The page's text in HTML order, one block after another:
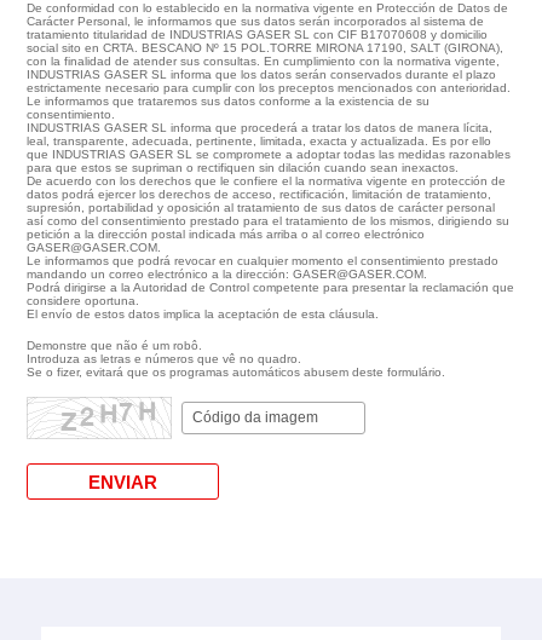
De conformidad con lo establecido en la normativa vigente en Protección de Datos de
Carácter Personal, le informamos que sus datos serán incorporados al sistema de
tratamiento titularidad de INDUSTRIAS GASER SL con CIF B17070608 y domicilio
social sito en CRTA. BESCANO Nº 15 POL.TORRE MIRONA 17190, SALT (GIRONA),
con la finalidad de atender sus consultas. En cumplimiento con la normativa vigente,
INDUSTRIAS GASER SL informa que los datos serán conservados durante el plazo
estrictamente necesario para cumplir con los preceptos mencionados con anterioridad.
Le informamos que trataremos sus datos conforme a la existencia de su
consentimiento.
INDUSTRIAS GASER SL informa que procederá a tratar los datos de manera lícita,
leal, transparente, adecuada, pertinente, limitada, exacta y actualizada. Es por ello
que INDUSTRIAS GASER SL se compromete a adoptar todas las medidas razonables
para que estos se supriman o rectifiquen sin dilación cuando sean inexactos.
De acuerdo con los derechos que le confiere el la normativa vigente en protección de
datos podrá ejercer los derechos de acceso, rectificación, limitación de tratamiento,
supresión, portabilidad y oposición al tratamiento de sus datos de carácter personal
así como del consentimiento prestado para el tratamiento de los mismos, dirigiendo su
petición a la dirección postal indicada más arriba o al correo electrónico
GASER@GASER.COM.
Le informamos que podrá revocar en cualquier momento el consentimiento prestado
mandando un correo electrónico a la dirección: GASER@GASER.COM.
Podrá dirigirse a la Autoridad de Control competente para presentar la reclamación que
considere oportuna.
El envío de estos datos implica la aceptación de esta cláusula.
Demonstre que não é um robô.
Introduza as letras e números que vê no quadro.
Se o fizer, evitará que os programas automáticos abusem deste formulário.